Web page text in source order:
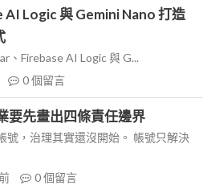
Logic 與 Gemini Nano 打造
、Firebase AI Logic 與 G...
0個留言
要先畫出四條責任邊界
號，治理其實還沒開始。 帳號只解決
0個留言